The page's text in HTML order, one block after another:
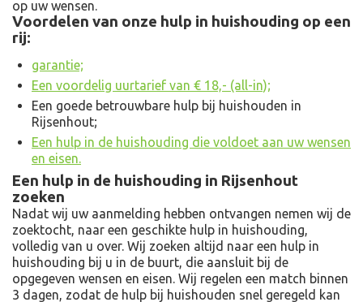
op uw wensen.
Voordelen van onze hulp in huishouding op een
rij:
garantie;
Een voordelig uurtarief van € 18,- (all-in);
Een goede betrouwbare hulp bij huishouden in
Rijsenhout;
Een hulp in de huishouding die voldoet aan uw wensen
en eisen.
Een hulp in de huishouding in Rijsenhout
zoeken
Nadat wij uw aanmelding hebben ontvangen nemen wij de
zoektocht, naar een geschikte hulp in huishouding,
volledig van u over. Wij zoeken altijd naar een hulp in
huishouding bij u in de buurt, die aansluit bij de
opgegeven wensen en eisen. Wij regelen een match binnen
3 dagen, zodat de hulp bij huishouden snel geregeld kan